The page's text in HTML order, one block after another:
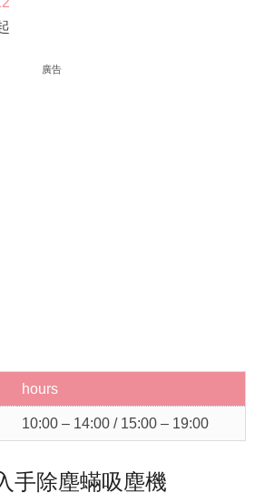
廣告
hours
10:00 – 14:00 / 15:00 – 19:00
手除塵蟎吸塵機